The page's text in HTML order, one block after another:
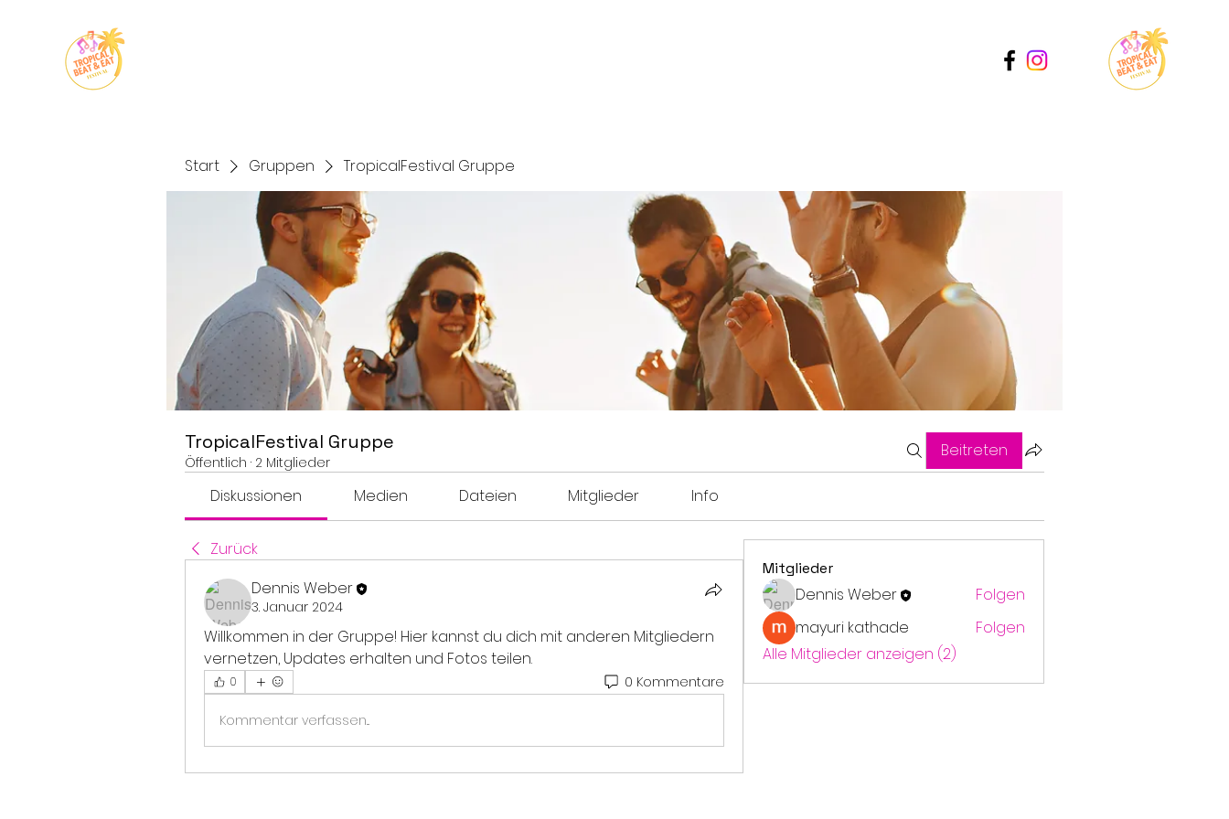
Start Gruppen TropicalFestival Gruppe
TropicalFestival Gruppe
Öffentlich · 2 Mitglieder
Beitreten
Diskussionen Medien Dateien Mitglieder Info
Zurück
Dennis Weber
3. Januar 2024
Willkommen in der Gruppe! Hier kannst du dich mit anderen Mitgliedern
vernetzen, Updates erhalten und Fotos teilen.
0 0 Kommentare
Kommentar verfassen...
Mitglieder
Dennis Weber
Folgen
mayuri kathade
Folgen
Alle Mitglieder anzeigen (2)